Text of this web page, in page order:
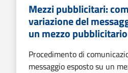
Mezzi pubblicitari:
variazione del
un mezzo pubblicitario
Procedimento di
messaggio esposto su un